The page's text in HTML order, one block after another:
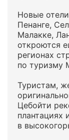
Новые
Пенанге,
Малакке,
откроются
регионах
по туризму
Туристам,
Цебойти
плантациях
в